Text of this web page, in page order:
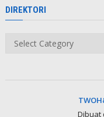
DIREKTORI
Direktori
Dibuat